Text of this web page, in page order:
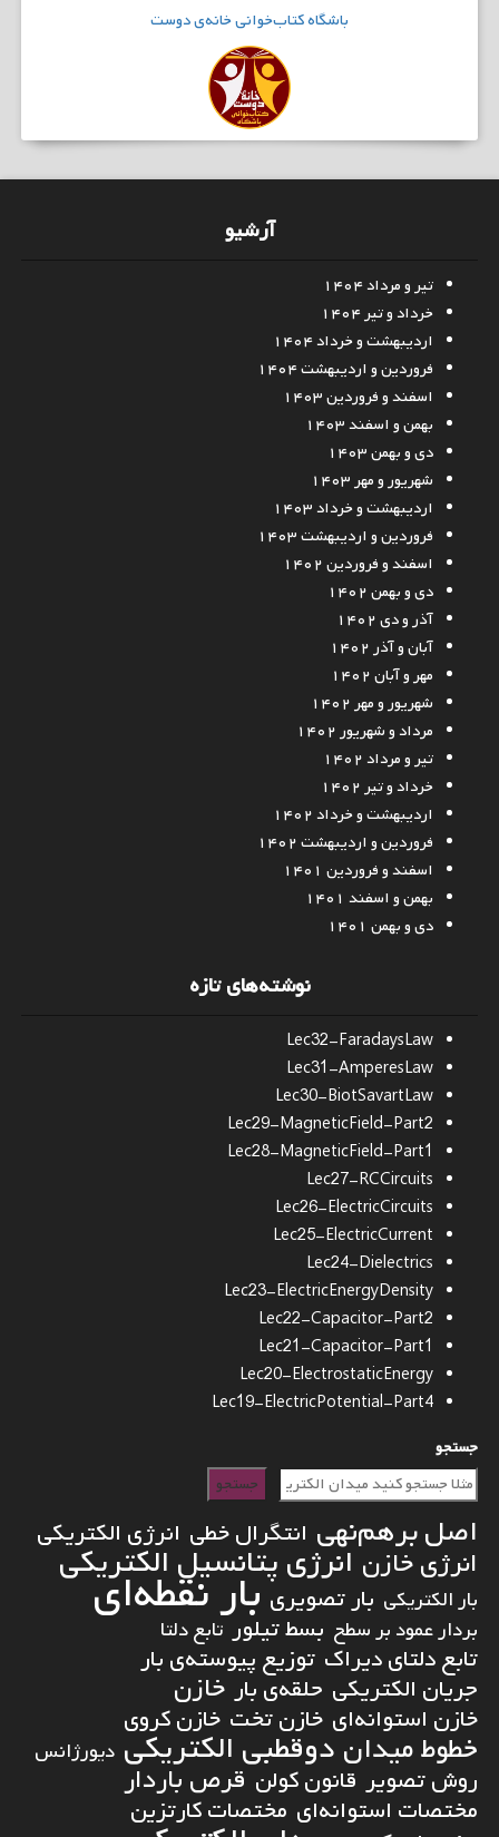
باشگاهکتاب‌خوانیخانه‌ی دوست
آرشیو
تیر و مرداد ۱۴۰۴
خرداد و تیر ۱۴۰۴
اردیبهشت و خرداد ۱۴۰۴
فروردین و اردیبهشت ۱۴۰۴
اسفند و فروردین ۱۴۰۳
بهمن و اسفند ۱۴۰۳
دی و بهمن ۱۴۰۳
شهریور و مهر ۱۴۰۳
اردیبهشت و خرداد ۱۴۰۳
فروردین و اردیبهشت ۱۴۰۳
اسفند و فروردین ۱۴۰۲
دی و بهمن ۱۴۰۲
آذر و دی ۱۴۰۲
آبان و آذر ۱۴۰۲
مهر و آبان ۱۴۰۲
شهریور و مهر ۱۴۰۲
مرداد و شهریور ۱۴۰۲
تیر و مرداد ۱۴۰۲
خرداد و تیر ۱۴۰۲
اردیبهشت و خرداد ۱۴۰۲
فروردین و اردیبهشت ۱۴۰۲
اسفند و فروردین ۱۴۰۱
بهمن و اسفند ۱۴۰۱
دی و بهمن ۱۴۰۱
نوشته‌های تازه
Lec32-FaradaysLaw
Lec31-AmperesLaw
Lec30-BiotSavartLaw
Lec29-MagneticField-Part2
Lec28-MagneticField-Part1
Lec27-RCCircuits
Lec26-ElectricCircuits
Lec25-ElectricCurrent
Lec24-Dielectrics
Lec23-ElectricEnergyDensity
Lec22-Capacitor-Part2
Lec21-Capacitor-Part1
Lec20-ElectrostaticEnergy
Lec19-ElectricPotential-Part4
جستجو
جستجو
اصل برهم‌نهی انتگرال خطی انرژی الکتریکی
انرژی خازن انرژی پتانسیل الکتریکی
بار الکتریکی بار تصویری بار نقطه‌ای
بردار عمود بر سطح بسط تیلور تابع دلتا
تابع دلتای دیراک توزیع پیوسته‌ی بار
جریان الکتریکی حلقه‌ی بار خازن
خازن استوانه‌ای خازن تخت خازن کروی
خطوط میدان دوقطبی الکتریکی دیورژانس
روش تصویر قانون کولن قرص باردار
مختصات استوانه‌ای مختصات کارتزین